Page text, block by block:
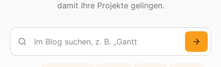
damit Ihre Projekte gelingen.
Suchen